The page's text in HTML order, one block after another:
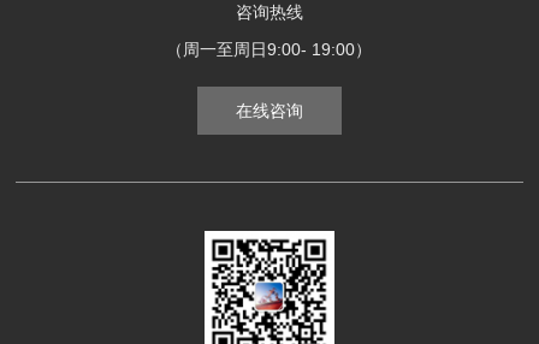
咨询热线
（周一至周日9:00- 19:00）
在线咨询